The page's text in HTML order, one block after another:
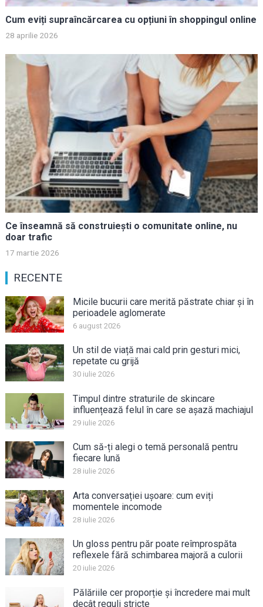
Cum eviți supraîncărcarea cu opțiuni în shoppingul online
28 aprilie 2026
Ce înseamnă să construiești o comunitate online, nu
doar trafic
17 martie 2026
RECENTE
Micile bucurii care merită păstrate chiar și în
perioadele aglomerate
6 august 2026
Un stil de viață mai cald prin gesturi mici,
repetate cu grijă
30 iulie 2026
Timpul dintre straturile de skincare
influențează felul în care se așază machiajul
29 iulie 2026
Cum să-ți alegi o temă personală pentru
fiecare lună
28 iulie 2026
Arta conversației ușoare: cum eviți
momentele incomode
28 iulie 2026
Un gloss pentru păr poate reîmprospăta
reflexele fără schimbarea majoră a culorii
20 iulie 2026
Pălăriile cer proporție și încredere mai mult
decât reguli stricte